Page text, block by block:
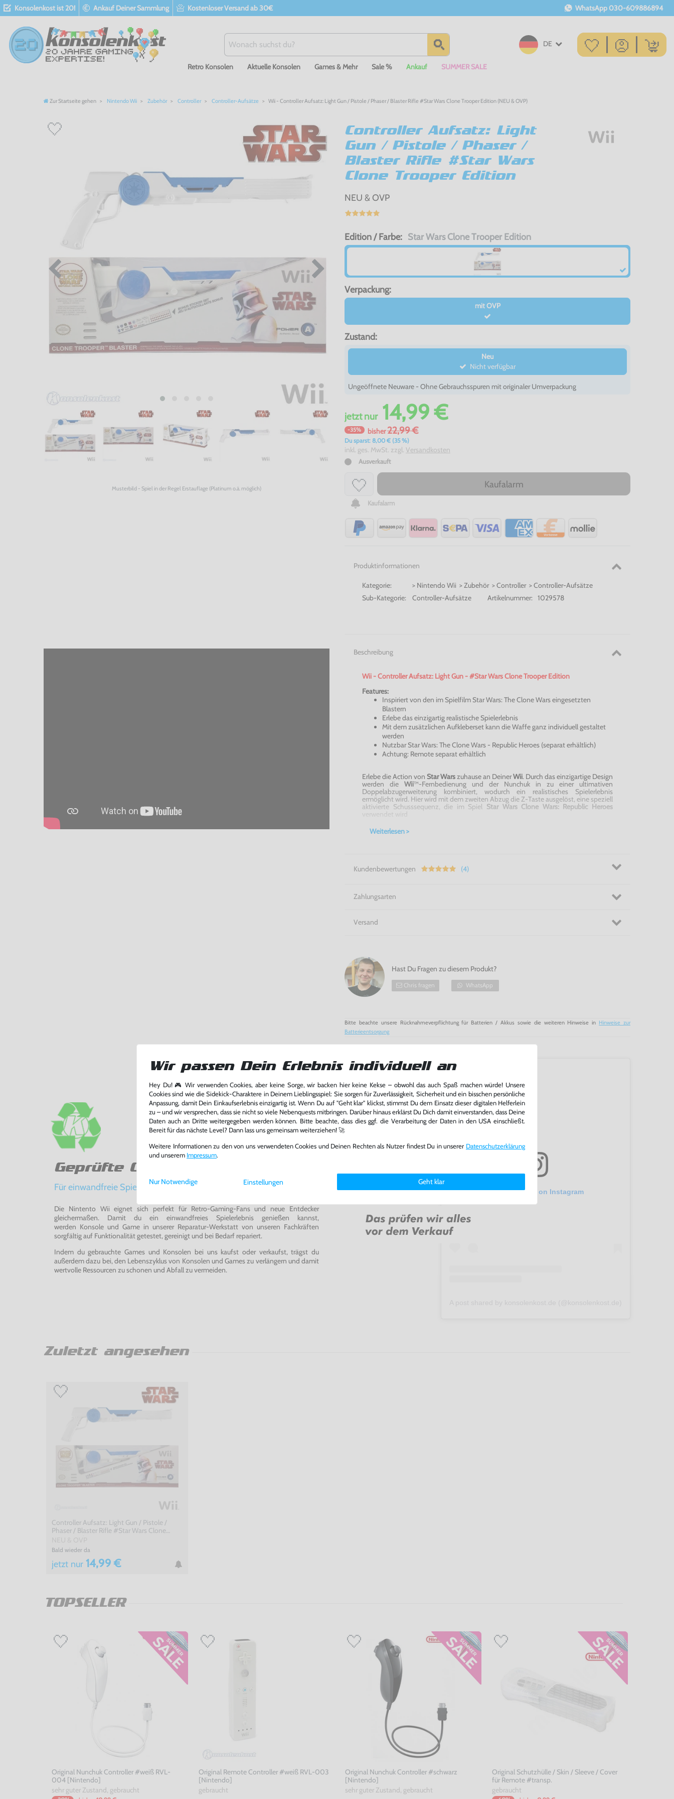
Konsolenkost ist 20! Ankauf Deiner Sammlung Kostenloser Versand ab 30€ WhatsApp 030-609886894
DE
Retro Konsolen Aktuelle Konsolen Games & Mehr Sale % Ankauf SUMMER SALE
Zur Startseite gehen Nintendo Wii Zubehör Controller Controller-Aufsätze Wii - Controller Aufsatz: Light Gun / Pistole / Phaser / Blaster Rifle #Star Wars Clone Trooper Edition (NEU & OVP)
Musterbild - Spiel in der Regel Erstauflage (Platinum o.ä. möglich)
Controller Aufsatz: Light
Gun / Pistole / Phaser /
Blaster Rifle #Star Wars
Clone Trooper Edition
NEU & OVP
Edition / Farbe: Star Wars Clone Trooper Edition
Verpackung:
mit OVP
Zustand:
Neu
Nicht verfügbar
Ungeöffnete Neuware - Ohne Gebrauchsspuren mit originaler Umverpackung
jetztnur14,99 €
-35% bisher22,99 €
Du sparst: 8,00 € (35 %)
inkl. ges. MwSt. zzgl. Versandkosten
Ausverkauft
Kaufalarm
Kaufalarm
Produktinformationen
Kategorie:
> Nintendo Wii > Zubehör > Controller > Controller-Aufsätze
Sub-Kategorie:
Controller-Aufsätze Artikelnummer: 1029578
Beschreibung
Wii - Controller Aufsatz: Light Gun - #Star Wars Clone Trooper Edition
Features:
Inspiriert von den im Spielfilm Star Wars: The Clone Wars eingesetzten
Blastern
Erlebe das einzigartig realistische Spielerlebnis
Mit dem zusätzlichen Aufkleberset kann die Waffe ganz individuell gestaltet
werden
Nutzbar Star Wars: The Clone Wars - Republic Heroes (separat erhältlich)
Achtung: Remote separat erhältlich
Erlebe die Action von Star Warszuhause an DeinerWii. Durch das einzigartige Design
werden die Wii™-Fernbedienung und der Nunchuk in zu einer ultimativen
Doppelabzugerweiterung kombiniert, wodurch ein realistisches Spielerlebnis
ermöglicht wird. Hier wird mit dem zweiten Abzug die Z-Taste ausgelöst, eine speziell
aktivierte Schusssequenz, die im Spiel Star Wars Clone Wars: Republic Heroes
verwendet wird
Wii - Controller Aufsatz: Light Gun - Hol Dir das ultimative Star Wars-Erlebnis in Dein
Wohnzimmer!
Weiterlesen >
Kundenbewertungen (4)
Zahlungsarten
Versand
Hast Du Fragen zu diesem Produkt?
Chris fragen WhatsApp
Bitte beachte unsere Rücknahmeverpflichtung für Batterien / Akkus sowie die weiteren Hinweise in Hinweise zur
Batterieentsorgung
Geprüfte Qualität
Für einwandfreie Spielerlebnisse
Die Nintento Wii eignet sich perfekt für Retro-Gaming-Fans und neue Entdecker
gleichermaßen. Damit du ein einwandfreies Spielerlebnis genießen kannst,
werden Konsole und Game in unserer Reparatur-Werkstatt von unseren Fachkräften
sorgfältig auf Funktionalität getestet, gereinigt und bei Bedarf repariert.
Indem du gebrauchte Games und Konsolen bei uns kaufst oder verkaufst, trägst du
außerdem dazu bei, den Lebenszyklus von Konsolen und Games zu verlängern und damit
wertvolle Ressourcen zu schonen und Abfall zu vermeiden.
View this post on Instagram
Zuletzt angesehen
Controller Aufsatz: Light Gun / Pistole /
Phaser / Blaster Rifle #Star Wars Clone
Bald wieder da
jetzt nur 14,99 €
TOPSELLER
Original Nunchuk Controller #weiß RVL-
004 [Nintendo]
sehr guter Zustand, gebraucht
Original Remote Controller #weiß RVL-003
[Nintendo]
gebraucht
Original Nunchuk Controller #schwarz
[Nintendo]
sehr guter Zustand, gebraucht
Original Schutzhülle / Skin / Sleeve / Cover
für Remote #transp.
gebraucht
Wir passen Dein Erlebnis individuell an
Hey Du! 🎮 Wir verwenden Cookies, aber keine Sorge, wir backen hier keine Kekse – obwohl das auch Spaß machen würde! Unsere
Cookies sind wie die Sidekick-Charaktere in Deinem Lieblingsspiel: Sie sorgen für Zuverlässigkeit, Sicherheit und ein bisschen persönliche
Anpassung, damit Dein Einkaufserlebnis einzigartig ist. Wenn Du auf "Geht klar" klickst, stimmst Du dem Einsatz dieser digitalen Helferlein
zu – und wir versprechen, dass sie nicht so viele Nebenquests mitbringen. Darüber hinaus erklärst Du Dich damit einverstanden, dass Deine
Daten auch an Dritte weitergegeben werden können. Bitte beachte, dass dies ggf. die Verarbeitung der Daten in den USA einschließt.
Bereit für das nächste Level? Dann lass uns gemeinsam weiterziehen! 🚀
Weitere Informationen zu den von uns verwendeten Cookies und Deinen Rechten als Nutzer findest Du in unserer Daten­schutz­erklärung
und unserem Impressum.
Einstellungen Geht klar
Nur Notwendige